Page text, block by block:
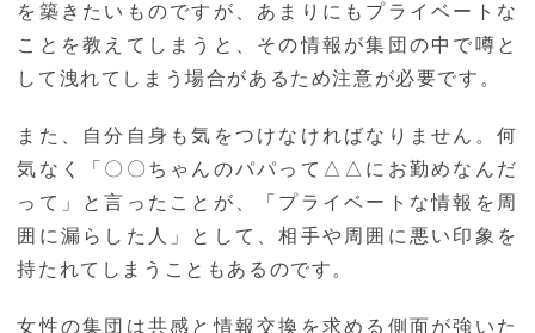
を築きたいものですが、あまりにもプライベートな
ことを教えてしまうと、その情報が集団の中で噂と
して洩れてしまう場合があるため注意が必要です。
また、自分自身も気をつけなければなりません。何
気なく「〇〇ちゃんのパパって△△にお勤めなんだ
って」と言ったことが、「プライベートな情報を周
囲に漏らした人」として、相手や周囲に悪い印象を
持たれてしまうこともあるのです。
女性の集団は共感と情報交換を求める側面が強いた